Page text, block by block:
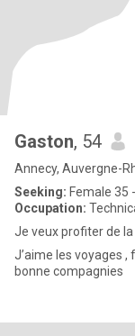
Gaston, 54
Annecy, Auvergne-
Seeking: Female 35
Occupation:
Je veux profiter de
J’aime les voyages
bonne compagnies